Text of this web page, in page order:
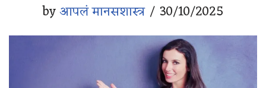
byआपलं मानसशास्त्र 30/10/2025